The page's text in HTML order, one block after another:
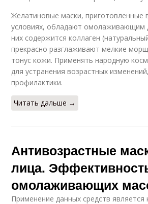
Желатиновые маски, приготовленные
условиях, обладают омолаживающим
них содержится коллаген
прекрасно разглаживают мелкие
тонус кожи. Применять народную
для устранения возрастных
профилактики.
Читать дальше →
Антивозрастные
лица.
омолаживающих
Применение данных средств